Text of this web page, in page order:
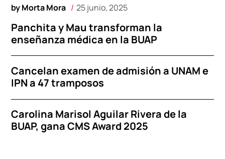
byMorta Mora 25 junio, 2025
Panchita y Mau transforman la
enseñanza médica en la BUAP
Cancelan examen de admisión a UNAM e
IPN a 47 tramposos
Carolina Marisol Aguilar Rivera de la
BUAP, gana CMS Award 2025